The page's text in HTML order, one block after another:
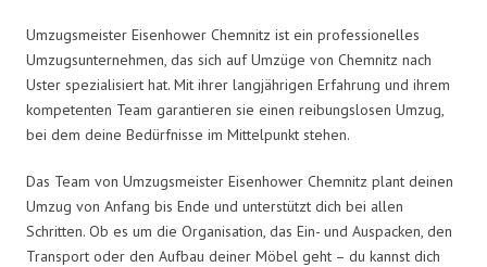
Umzugsmeister Eisenhower Chemnitz ist ein professionelles
Umzugsunternehmen, das sich auf Umzüge von Chemnitz nach
Uster spezialisiert hat. Mit ihrer langjährigen Erfahrung und ihrem
kompetenten Team garantieren sie einen reibungslosen Umzug,
bei dem deine Bedürfnisse im Mittelpunkt stehen.
Das Team von Umzugsmeister Eisenhower Chemnitz plant deinen
Umzug von Anfang bis Ende und unterstützt dich bei allen
Schritten. Ob es um die Organisation, das Ein- und Auspacken, den
Transport oder den Aufbau deiner Möbel geht – du kannst dich